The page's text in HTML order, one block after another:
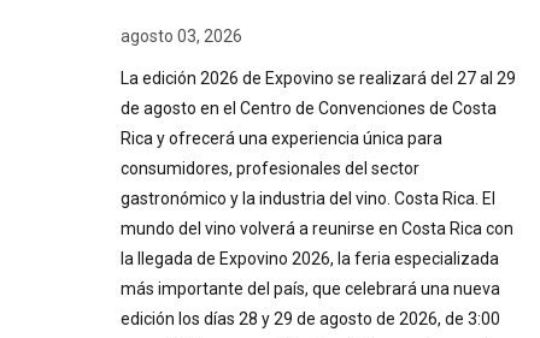
agosto 03, 2026
La edición 2026 de Expovino se realizará del 27 al 29
de agosto en el Centro de Convenciones de Costa
Rica y ofrecerá una experiencia única para
consumidores, profesionales del sector
gastronómico y la industria del vino. Costa Rica. El
mundo del vino volverá a reunirse en Costa Rica con
la llegada de Expovino 2026, la feria especializada
más importante del país, que celebrará una nueva
edición los días 28 y 29 de agosto de 2026, de 3:00